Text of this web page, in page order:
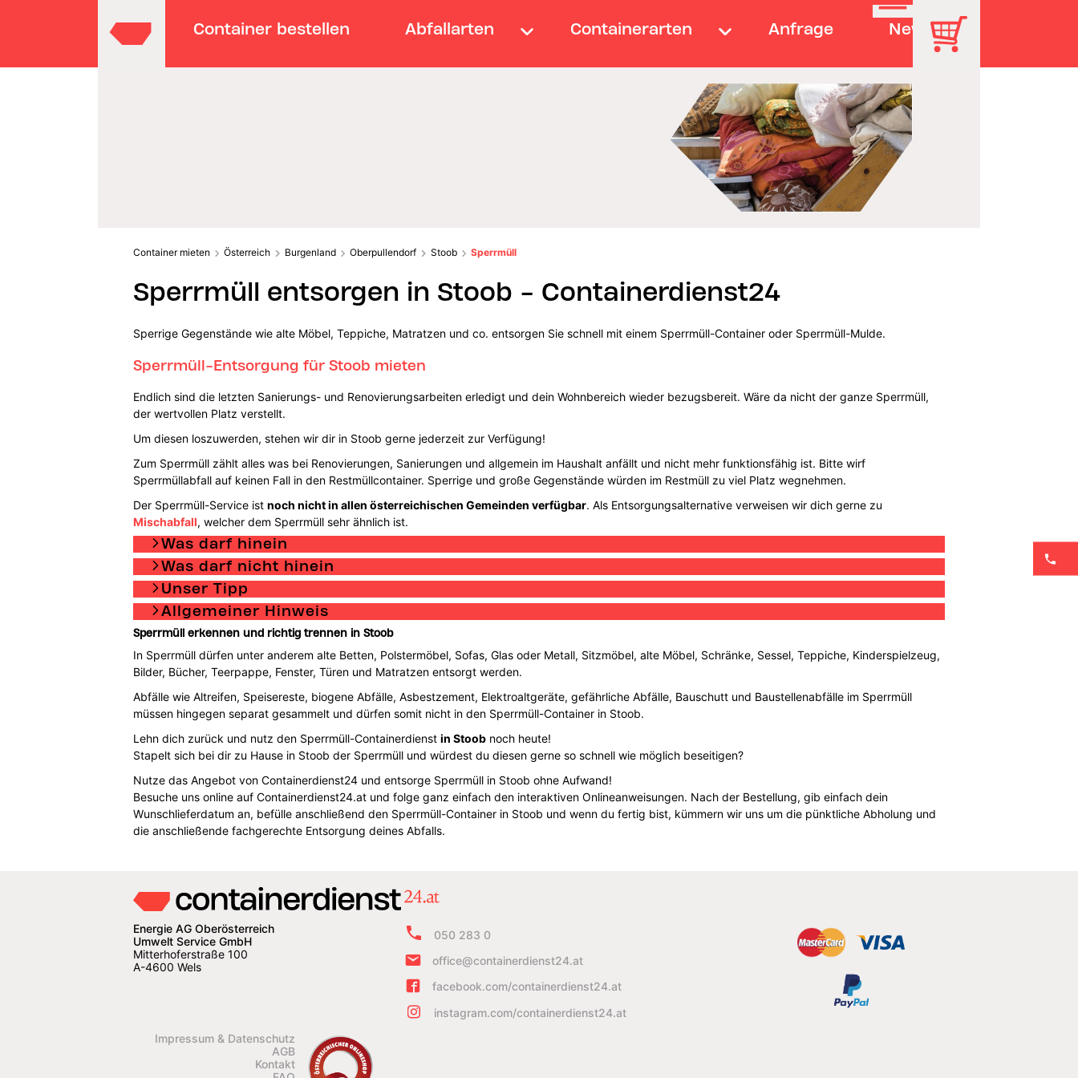
Container bestellen Abfallarten Containerarten Anfrage News
Container mieten Österreich Burgenland Oberpullendorf Stoob Sperrmüll
Sperrmüll entsorgen in Stoob - Containerdienst24
Sperrige Gegenstände wie alte Möbel, Teppiche, Matratzen und co. entsorgen Sie schnell mit einem Sperrmüll-Container oder Sperrmüll-Mulde.
Sperrmüll-Entsorgung für Stoob mieten
Endlich sind die letzten Sanierungs- und Renovierungsarbeiten erledigt und dein Wohnbereich wieder bezugsbereit. Wäre da nicht der ganze Sperrmüll,
der wertvollen Platz verstellt.
Um diesen loszuwerden, stehen wir dir in Stoob gerne jederzeit zur Verfügung!
Zum Sperrmüll zählt alles was bei Renovierungen, Sanierungen und allgemein im Haushalt anfällt und nicht mehr funktionsfähig ist. Bitte wirf
Sperrmüllabfall auf keinen Fall in den Restmüllcontainer. Sperrige und große Gegenstände würden im Restmüll zu viel Platz wegnehmen.
Der Sperrmüll-Service ist noch nicht in allen österreichischen Gemeinden verfügbar. Als Entsorgungsalternative verweisen wir dich gerne zu
Mischabfall, welcher dem Sperrmüll sehr ähnlich ist.
Was darf hinein
Was darf nicht hinein
Unser Tipp
Allgemeiner Hinweis
Sperrmüll erkennen und richtig trennen in Stoob
In Sperrmüll dürfen unter anderem alte Betten, Polstermöbel, Sofas, Glas oder Metall, Sitzmöbel, alte Möbel, Schränke, Sessel, Teppiche, Kinderspielzeug,
Bilder, Bücher, Teerpappe, Fenster, Türen und Matratzen entsorgt werden.
Abfälle wie Altreifen, Speisereste, biogene Abfälle, Asbestzement, Elektroaltgeräte, gefährliche Abfälle, Bauschutt und Baustellenabfälle im Sperrmüll
müssen hingegen separat gesammelt und dürfen somit nicht in den Sperrmüll-Container in Stoob.
Lehn dich zurück und nutz den Sperrmüll-Containerdienst in Stoobnoch heute!
Stapelt sich bei dir zu Hause in Stoob der Sperrmüll und würdest du diesen gerne so schnell wie möglich beseitigen?
Nutze das Angebot von Containerdienst24 und entsorge Sperrmüll in Stoob ohne Aufwand!
Besuche uns online auf Containerdienst24.at und folge ganz einfach den interaktiven Onlineanweisungen. Nach der Bestellung, gib einfach dein
Wunschlieferdatum an, befülle anschließend den Sperrmüll-Container in Stoob und wenn du fertig bist, kümmern wir uns um die pünktliche Abholung und
die anschließende fachgerechte Entsorgung deines Abfalls.
Energie AG Oberösterreich
Umwelt Service GmbH
Mitterhoferstraße 100
A-4600 Wels
050 283 0
office@containerdienst24.at
facebook.com/containerdienst24.at
instagram.com/containerdienst24.at
Impressum & Datenschutz
AGB
Kontakt